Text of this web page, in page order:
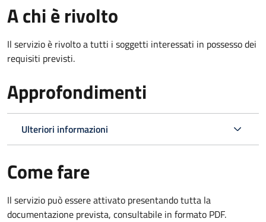
A chi è rivolto
Il servizio è rivolto a tutti i soggetti interessati in possesso dei
requisiti previsti.
Approfondimenti
Ulteriori informazioni
Come fare
Il servizio può essere attivato presentando tutta la
documentazione prevista, consultabile in formato PDF.